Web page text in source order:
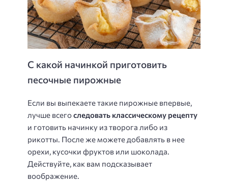
С какой начинкой приготовить
песочные пирожные
Если вы выпекаете такие пирожные впервые,
лучше всегоследовать классическому рецепту
и готовить начинку из творога либо из
рикотты. После же можете добавлять в нее
орехи, кусочки фруктов или шоколада.
Действуйте, как вам подсказывает
воображение.